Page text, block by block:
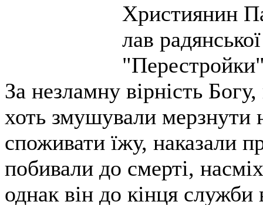
Християнин
лав
За незламну вірність
хоть змушували мерзнути
споживати їжу, наказали
побивали до смерті,
однак він до кінця служби